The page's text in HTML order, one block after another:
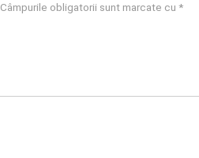
Câmpurile obligatorii sunt marcate cu *